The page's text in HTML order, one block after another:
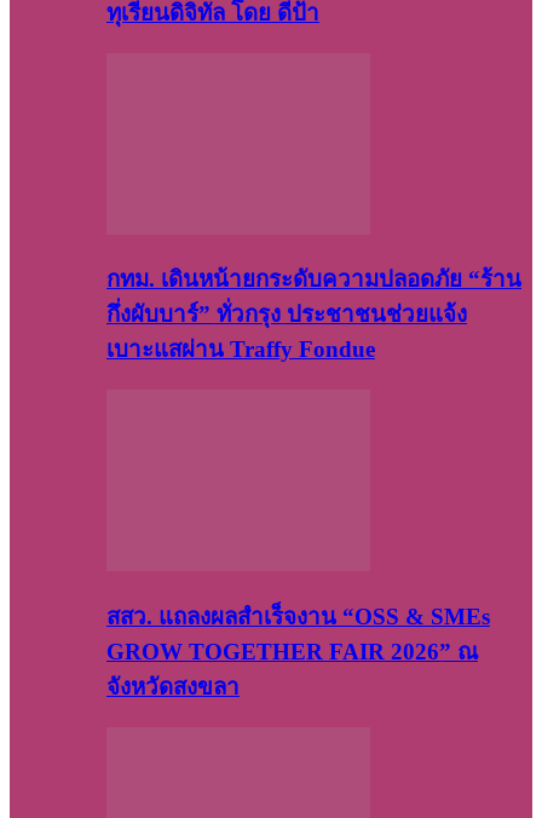
ทุเรียนดิจิทัล โดย ดีป้า
กทม. เดินหน้ายกระดับความปลอดภัย “ร้าน
กึ่งผับบาร์” ทั่วกรุง ประชาชนช่วยแจ้ง
เบาะแสผ่าน Traffy Fondue
สสว. แถลงผลสำเร็จงาน “OSS & SMEs
GROW TOGETHER FAIR 2026” ณ
จังหวัดสงขลา